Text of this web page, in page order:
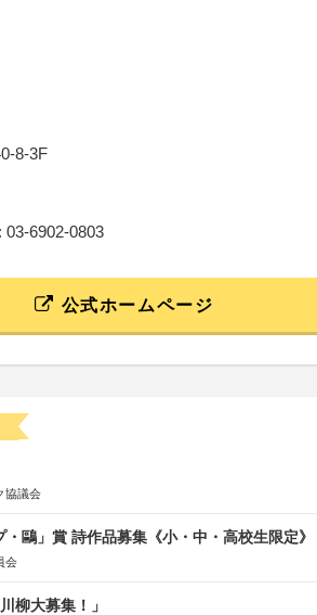
8-3F
03-6902-0803
公式ホームページ
協議会
鷗」賞 詩作品募集《小・中・高校生限定》
会
柳大募集！」